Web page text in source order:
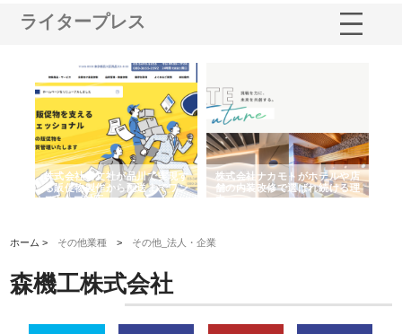
ライタープレス
株式会社耕文社が品川で実現す
る販促物製作から配送までワン
ストップ対応
株式会社ナカモトがホテルや店
舗の内装改修で選ばれ続ける理
由
ホーム > その他業種 > その他_法人・企業
森機工株式会社